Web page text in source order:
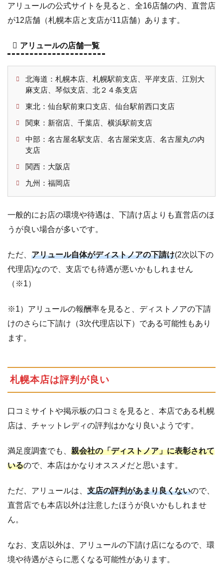
アリュールの公式サイトを見ると、全16店舗の内、直営店
が12店舗（札幌本店と支店が11店舗）あります。
アリュールの店舗一覧
北海道：札幌本店、札幌駅前支店、平岸支店、江別大
麻支店、琴似支店、北２４条支店
東北：仙台駅前東口支店、仙台駅前西口支店
関東：新宿店、千葉店、横浜駅前支店
中部：名古屋名駅支店、名古屋栄支店、名古屋丸の内
支店
関西：大阪店
九州：福岡店
一般的にお店の環境や待遇は、下請け店よりも直営店のほ
うが良い場合が多いです。
ただ、 アリュール自体がディストノアの下請け(2次以下の
代理店)なので、支店でも待遇が悪いかもしれません
（※1）
※1）アリュールの報酬率を見ると、ディストノアの下請
けのさらに下請け（3次代理店以下）である可能性もあり
ます。
札幌本店は評判が良い
口コミサイトや掲示板の口コミを見ると、本店である札幌
店は、チャットレディの評判はかなり良いようです。
満足度調査でも、 親会社の「ディストノア」に表彰されて
いるので、本店はかなりオススメだと思います。
ただ、アリュールは、 支店の評判があまり良くないので、
直営店でも本店以外は注意したほうが良いかもしれませ
ん。
なお、支店以外は、アリュールの下請け店になるので、環
境や待遇がさらに悪くなる可能性があります。